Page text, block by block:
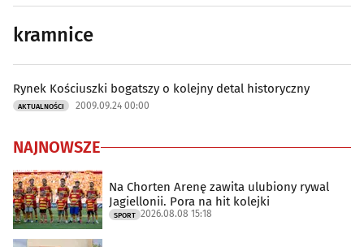
kramnice
Rynek Kościuszki bogatszy o kolejny detal historyczny
AKTUALNOŚCI 2009.09.24 00:00
NAJNOWSZE
Na Chorten Arenę zawita ulubiony rywal
Jagiellonii. Pora na hit kolejki
SPORT 2026.08.08 15:18